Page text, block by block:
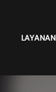
LAYANAN